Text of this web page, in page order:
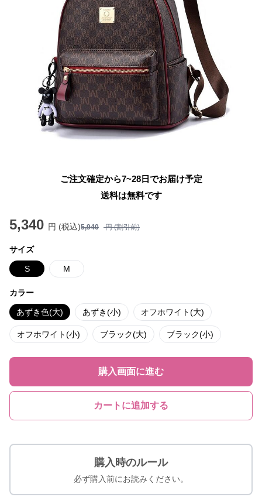
ご注文確定から7~28日でお届け予定
送料は無料です
5,340 円 (税込)5,940 円 (割引前)
サイズ
S M
カラー
あずき色(大) あずき(小) オフホワイト(大)
オフホワイト(小) ブラック(大) ブラック(小)
購入画面に進む
カートに追加する
購入時のルール
必ず購入前にお読みください。